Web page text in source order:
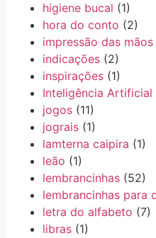
higiene bucal (1)
hora do conto (2)
impressão das mãos
indicações (2)
inspirações (1)
Inteligência Artificial
jogos (11)
jograis (1)
lamterna caipira (1)
leão (1)
lembrancinhas (52)
lembrancinhas para
letra do alfabeto (7)
libras (1)